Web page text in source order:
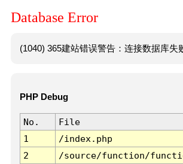
Database Error
(1040) 365建站错误警告：连接数据库失
PHP Debug
No. File
1
/index.php
2
/source/function/